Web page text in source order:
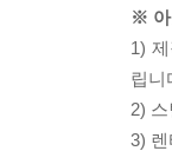
※ 아
1)
립니
2)
3)